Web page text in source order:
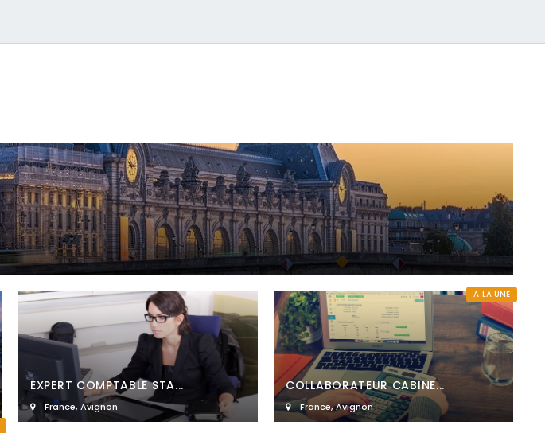
EXPERT COMPTABLE STA...
France, Avignon
A LA UNE
COLLABORATEUR CABINE...
France,Avignon